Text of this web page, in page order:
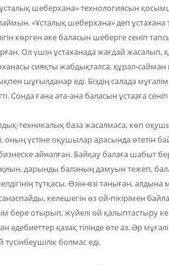
шеберхана» технологиясын
«Ұсталық шеберхана» деп
көрген әке баласын шеберге сеніп
Ол үшін ұстаханада жағдай жасалып,
сияқты жабдықталса, құрал-сайман
шұғылданар еді. Біздің салада
Сонда ғана ата-ана баласын ұстазға
техникалық база жасалмаса, көп
оның үстіне оқушылар арасында өтетін
айналған. Байқау балаға шабыт
дарынды баланың дамуын тежеп,
тұтқасы. Өзін-өзі таныған,
келешегін өз ой-пікірімен
бере отырып, жүйелі ой қалыптастыру
әдебиеттер қазақ тілінде өте аз. Әр
болмас еді.